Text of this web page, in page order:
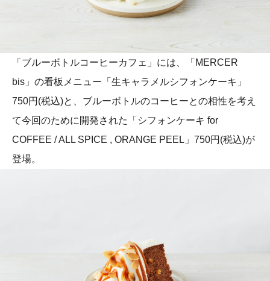
「ブルーボトルコーヒーカフェ」には、「MERCER
bis」の看板メニュー「生キャラメルシフォンケーキ」
750円(税込)と、ブルーボトルのコーヒーとの相性を考え
て今回のために開発された「シフォンケーキ for
COFFEE / ALL SPICE , ORANGE PEEL」750円(税込)が
登場。